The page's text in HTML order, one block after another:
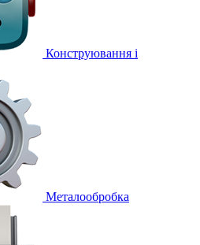
Конструювання і
Металообробка